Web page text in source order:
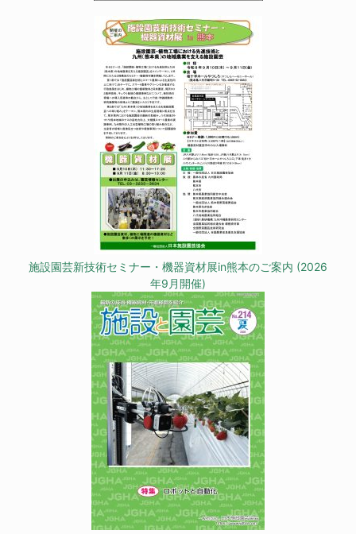
施設園芸新技術セミナー・機器資材展in熊本のご案内 (2026
年9月開催)